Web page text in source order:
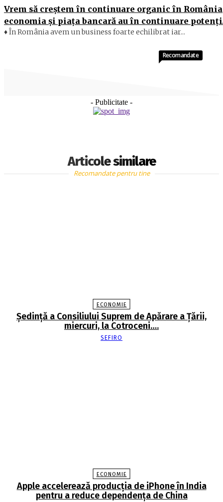
Vrem să creştem în continuare organic în
economia şi piaţa bancară au în continuare
♦ În România avem un business foarte echilibrat iar...
- Publicitate -
Articole similare
Recomandate
Recomandate pentru tine
ECONOMIE
Şedinţă a Consiliului Suprem de Apărare a Ţării,
miercuri, la Cotroceni….
SEFIRO
ECONOMIE
Apple accelerează producția de iPhone în India
pentru a reduce dependența de China